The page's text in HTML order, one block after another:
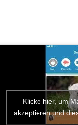
Klicke hier, um
akzeptieren und